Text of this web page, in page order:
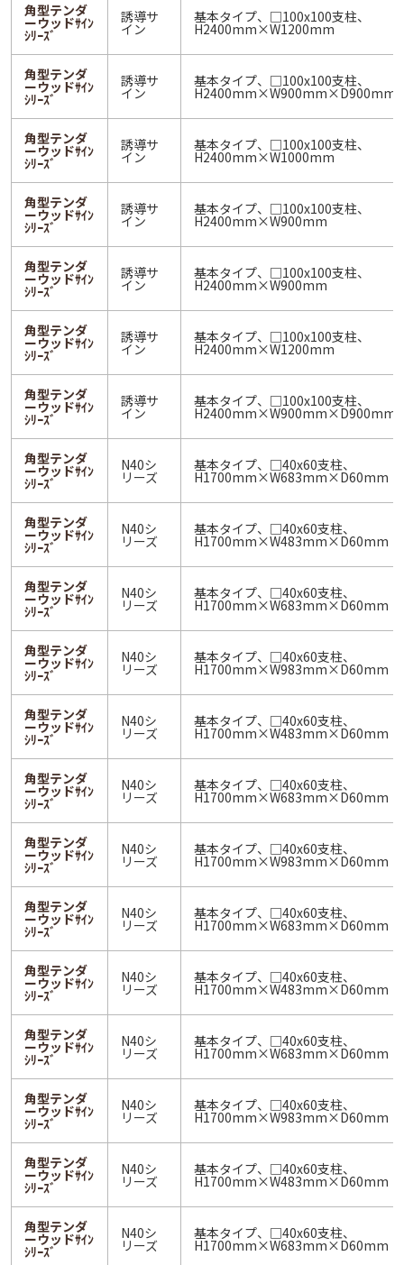
角型テンダ
ーウッドｻｲﾝ
ｼﾘｰｽﾞ
誘導サ
イン
基本タイプ、□100x100支柱、
H2400mm×W1200mm
角型テンダ
ーウッドｻｲﾝ
ｼﾘｰｽﾞ
誘導サ
イン
基本タイプ、□100x100支柱、
H2400mm×W900mm×D900mm
角型テンダ
ーウッドｻｲﾝ
ｼﾘｰｽﾞ
誘導サ
イン
基本タイプ、□100x100支柱、
H2400mm×W1000mm
角型テンダ
ーウッドｻｲﾝ
ｼﾘｰｽﾞ
誘導サ
イン
基本タイプ、□100x100支柱、
H2400mm×W900mm
角型テンダ
ーウッドｻｲﾝ
ｼﾘｰｽﾞ
誘導サ
イン
基本タイプ、□100x100支柱、
H2400mm×W900mm
角型テンダ
ーウッドｻｲﾝ
ｼﾘｰｽﾞ
誘導サ
イン
基本タイプ、□100x100支柱、
H2400mm×W1200mm
角型テンダ
ーウッドｻｲﾝ
ｼﾘｰｽﾞ
誘導サ
イン
基本タイプ、□100x100支柱、
H2400mm×W900mm×D900mm
角型テンダ
ーウッドｻｲﾝ
ｼﾘｰｽﾞ
N40シ
リーズ
基本タイプ、□40x60支柱、
H1700mm×W683mm×D60mm
角型テンダ
ーウッドｻｲﾝ
ｼﾘｰｽﾞ
N40シ
リーズ
基本タイプ、□40x60支柱、
H1700mm×W483mm×D60mm
角型テンダ
ーウッドｻｲﾝ
ｼﾘｰｽﾞ
N40シ
リーズ
基本タイプ、□40x60支柱、
H1700mm×W683mm×D60mm
角型テンダ
ーウッドｻｲﾝ
ｼﾘｰｽﾞ
N40シ
リーズ
基本タイプ、□40x60支柱、
H1700mm×W983mm×D60mm
角型テンダ
ーウッドｻｲﾝ
ｼﾘｰｽﾞ
N40シ
リーズ
基本タイプ、□40x60支柱、
H1700mm×W483mm×D60mm
角型テンダ
ーウッドｻｲﾝ
ｼﾘｰｽﾞ
N40シ
リーズ
基本タイプ、□40x60支柱、
H1700mm×W683mm×D60mm
角型テンダ
ーウッドｻｲﾝ
ｼﾘｰｽﾞ
N40シ
リーズ
基本タイプ、□40x60支柱、
H1700mm×W983mm×D60mm
角型テンダ
ーウッドｻｲﾝ
ｼﾘｰｽﾞ
N40シ
リーズ
基本タイプ、□40x60支柱、
H1700mm×W683mm×D60mm
角型テンダ
ーウッドｻｲﾝ
ｼﾘｰｽﾞ
N40シ
リーズ
基本タイプ、□40x60支柱、
H1700mm×W483mm×D60mm
角型テンダ
ーウッドｻｲﾝ
ｼﾘｰｽﾞ
N40シ
リーズ
基本タイプ、□40x60支柱、
H1700mm×W683mm×D60mm
角型テンダ
ーウッドｻｲﾝ
ｼﾘｰｽﾞ
N40シ
リーズ
基本タイプ、□40x60支柱、
H1700mm×W983mm×D60mm
角型テンダ
ーウッドｻｲﾝ
ｼﾘｰｽﾞ
N40シ
リーズ
基本タイプ、□40x60支柱、
H1700mm×W483mm×D60mm
角型テンダ
ーウッドｻｲﾝ
ｼﾘｰｽﾞ
N40シ
リーズ
基本タイプ、□40x60支柱、
H1700mm×W683mm×D60mm